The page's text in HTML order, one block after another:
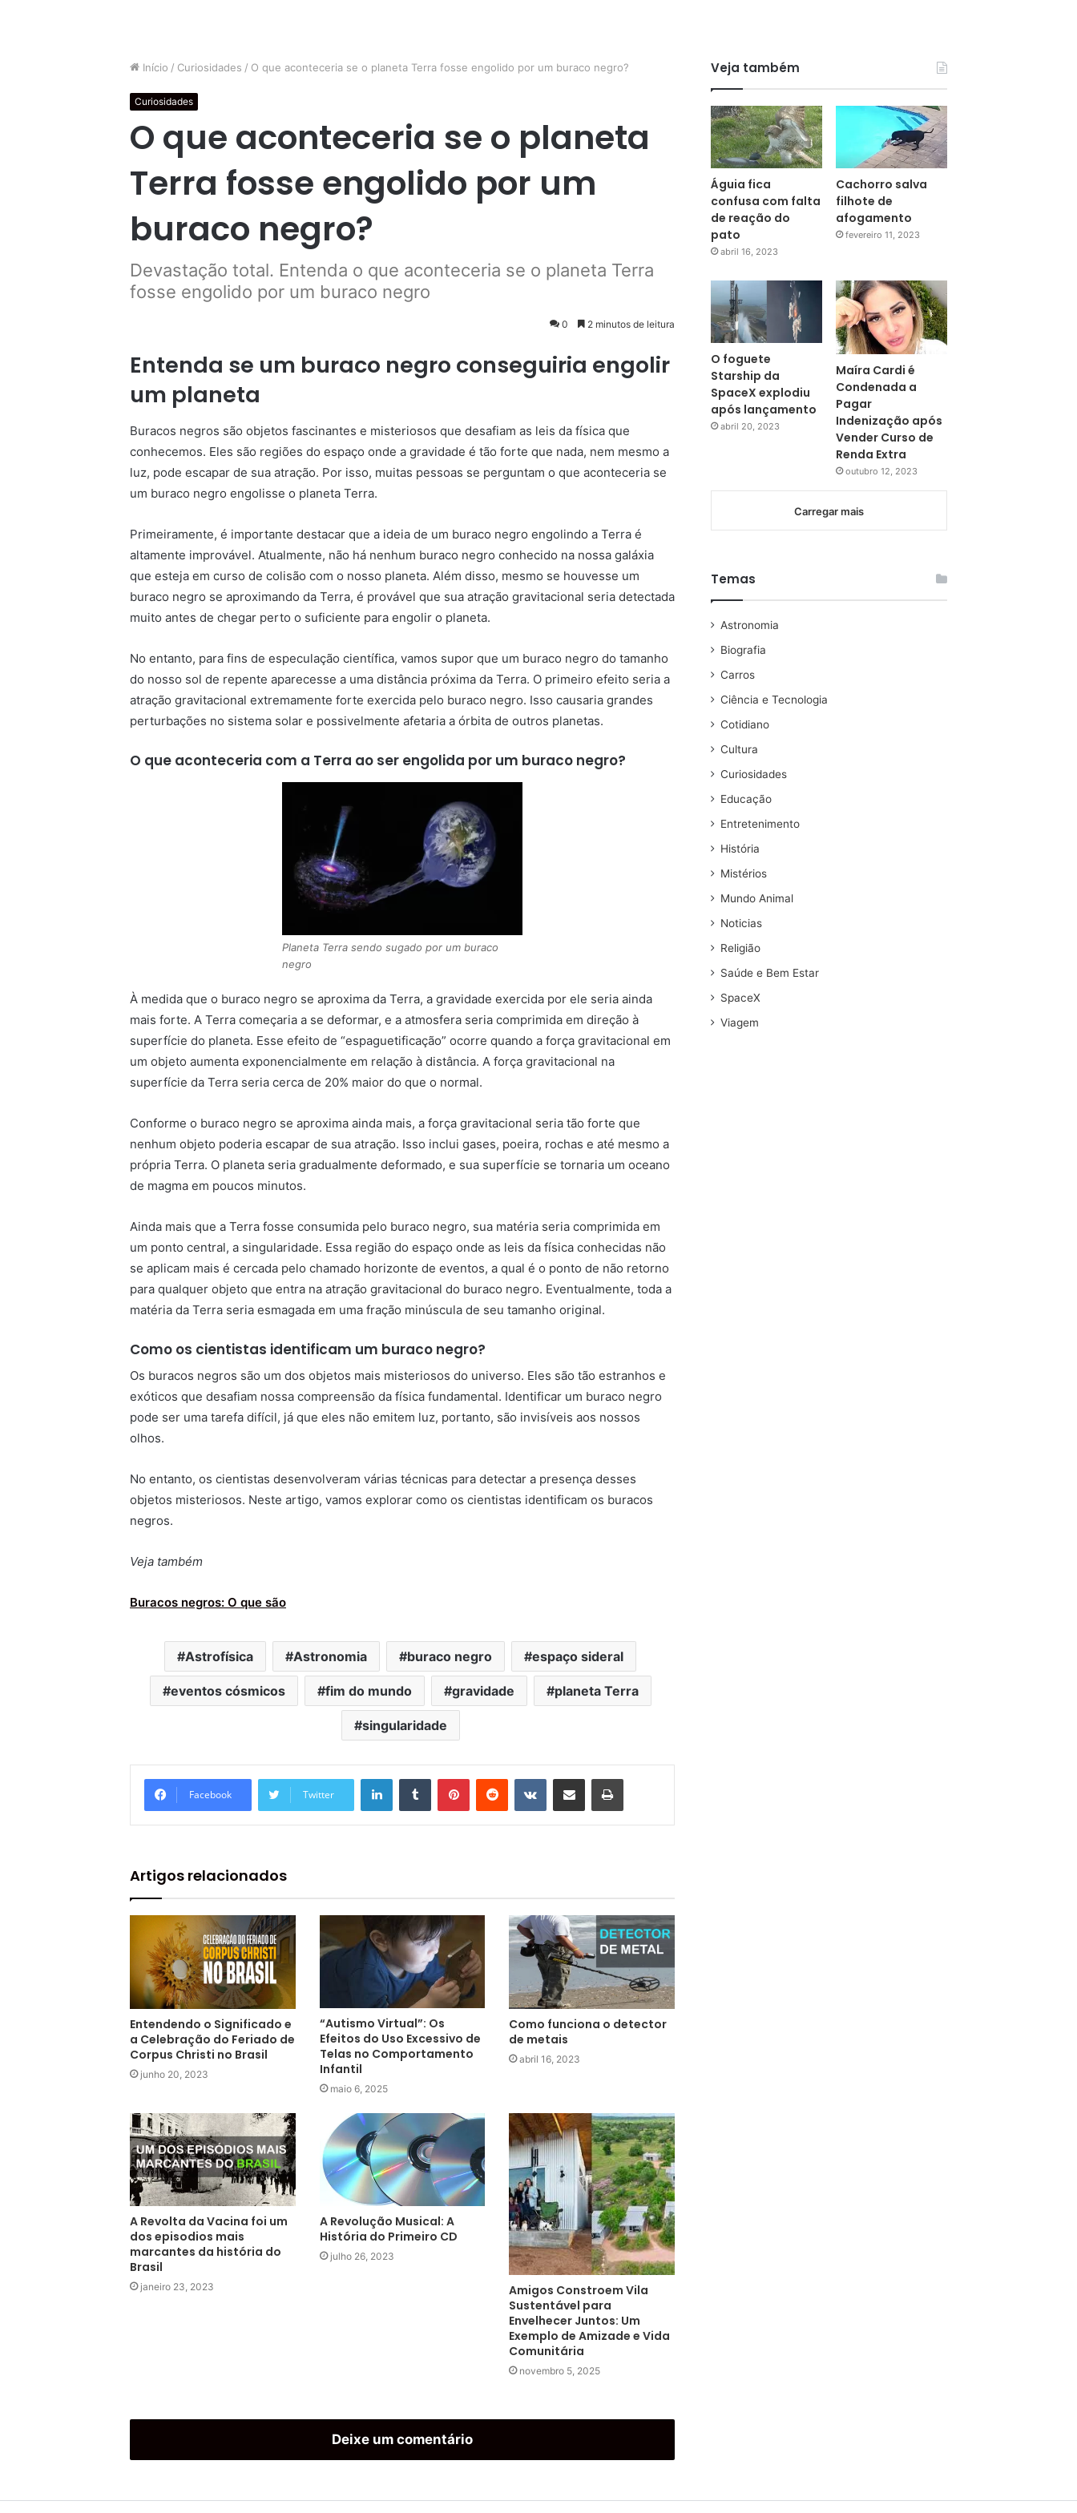
Início / Curiosidades / O que aconteceria se o planeta Terra fosse engolido por um buraco negro?
Curiosidades
O que aconteceria se o planeta
Terra fosse engolido por um
buraco negro?
Devastação total. Entenda o que aconteceria se o planeta Terra
fosse engolido por um buraco negro
0 2 minutos de leitura
Entenda se um buraco negro conseguiria engolir
um planeta
Buracos negros são objetos fascinantes e misteriosos que desafiam as leis da física que
conhecemos. Eles são regiões do espaço onde a gravidade é tão forte que nada, nem mesmo a
luz, pode escapar de sua atração. Por isso, muitas pessoas se perguntam o que aconteceria se
um buraco negro engolisse o planeta Terra.
Primeiramente, é importante destacar que a ideia de um buraco negro engolindo a Terra é
altamente improvável. Atualmente, não há nenhum buraco negro conhecido na nossa galáxia
que esteja em curso de colisão com o nosso planeta. Além disso, mesmo se houvesse um
buraco negro se aproximando da Terra, é provável que sua atração gravitacional seria detectada
muito antes de chegar perto o suficiente para engolir o planeta.
No entanto, para fins de especulação científica, vamos supor que um buraco negro do tamanho
do nosso sol de repente aparecesse a uma distância próxima da Terra. O primeiro efeito seria a
atração gravitacional extremamente forte exercida pelo buraco negro. Isso causaria grandes
perturbações no sistema solar e possivelmente afetaria a órbita de outros planetas.
O que aconteceria com a Terra ao ser engolida por um buraco negro?
Planeta Terra sendo sugado por um buraco
negro
À medida que o buraco negro se aproxima da Terra, a gravidade exercida por ele seria ainda
mais forte. A Terra começaria a se deformar, e a atmosfera seria comprimida em direção à
superfície do planeta. Esse efeito de “espaguetificação” ocorre quando a força gravitacional em
um objeto aumenta exponencialmente em relação à distância. A força gravitacional na
superfície da Terra seria cerca de 20% maior do que o normal.
Conforme o buraco negro se aproxima ainda mais, a força gravitacional seria tão forte que
nenhum objeto poderia escapar de sua atração. Isso inclui gases, poeira, rochas e até mesmo a
própria Terra. O planeta seria gradualmente deformado, e sua superfície se tornaria um oceano
de magma em poucos minutos.
Ainda mais que a Terra fosse consumida pelo buraco negro, sua matéria seria comprimida em
um ponto central, a singularidade. Essa região do espaço onde as leis da física conhecidas não
se aplicam mais é cercada pelo chamado horizonte de eventos, a qual é o ponto de não retorno
para qualquer objeto que entra na atração gravitacional do buraco negro. Eventualmente, toda a
matéria da Terra seria esmagada em uma fração minúscula de seu tamanho original.
Como os cientistas identificam um buraco negro?
Os buracos negros são um dos objetos mais misteriosos do universo. Eles são tão estranhos e
exóticos que desafiam nossa compreensão da física fundamental. Identificar um buraco negro
pode ser uma tarefa difícil, já que eles não emitem luz, portanto, são invisíveis aos nossos
olhos.
No entanto, os cientistas desenvolveram várias técnicas para detectar a presença desses
objetos misteriosos. Neste artigo, vamos explorar como os cientistas identificam os buracos
negros.
Veja também
Buracos negros: O que são
Astrofísica Astronomia buraco negro espaço sideral
eventos cósmicos fim do mundo gravidade planeta Terra
singularidade
Facebook Twitter
Artigos relacionados
Entendendo o Significado e
a Celebração do Feriado de
Corpus Christi no Brasil
junho 20, 2023
“Autismo Virtual”: Os
Efeitos do Uso Excessivo de
Telas no Comportamento
Infantil
maio 6, 2025
Como funciona o detector
de metais
abril 16, 2023
A Revolta da Vacina foi um
dos episodios mais
marcantes da história do
Brasil
janeiro 23, 2023
A Revolução Musical: A
História do Primeiro CD
julho 26, 2023
Amigos Constroem Vila
Sustentável para
Envelhecer Juntos: Um
Exemplo de Amizade e Vida
Comunitária
novembro 5, 2025
Deixe um comentário
Veja também
Águia fica
confusa com falta
de reação do
pato
abril 16, 2023
Cachorro salva
filhote de
afogamento
fevereiro 11, 2023
O foguete
Starship da
SpaceX explodiu
após lançamento
abril 20, 2023
Maíra Cardi é
Condenada a
Pagar
Indenização após
Vender Curso de
Renda Extra
outubro 12, 2023
Carregar mais
Temas
Astronomia
Biografia
Carros
Ciência e Tecnologia
Cotidiano
Cultura
Curiosidades
Educação
Entretenimento
História
Mistérios
Mundo Animal
Noticias
Religião
Saúde e Bem Estar
SpaceX
Viagem